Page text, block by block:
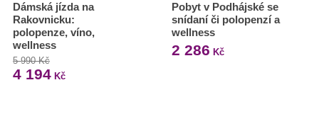
Dámská jízda na
Rakovnicku:
polopenze, víno,
wellness
5 990 Kč
4 194 Kč
Pobyt v Podhájské se
snídaní či polopenzí a
wellness
2 286 Kč